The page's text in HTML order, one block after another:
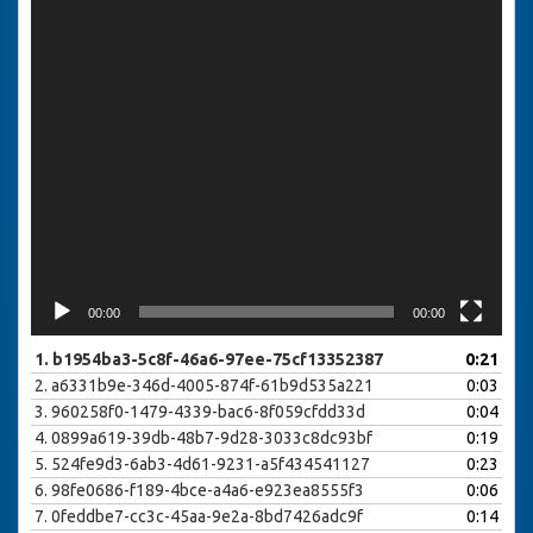
00:00 00:00
1. b1954ba3-5c8f-46a6-97ee-75cf13352387
0:21
2. a6331b9e-346d-4005-874f-61b9d535a221
0:03
3. 960258f0-1479-4339-bac6-8f059cfdd33d
0:04
4. 0899a619-39db-48b7-9d28-3033c8dc93bf
0:19
5. 524fe9d3-6ab3-4d61-9231-a5f434541127
0:23
6. 98fe0686-f189-4bce-a4a6-e923ea8555f3
0:06
7. 0feddbe7-cc3c-45aa-9e2a-8bd7426adc9f
0:14